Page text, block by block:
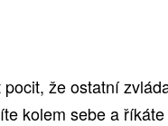
že ostatní
kolem sebe a